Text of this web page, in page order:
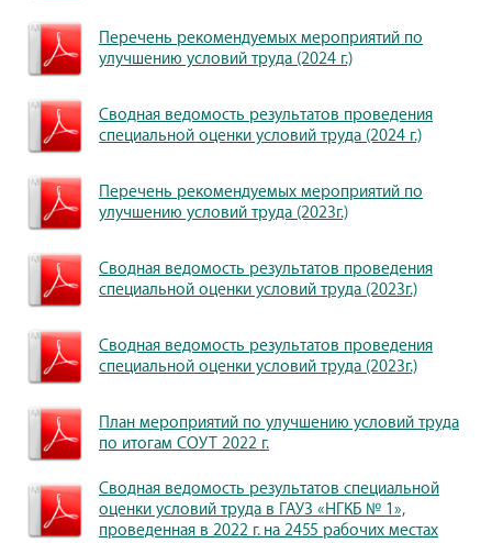
Перечень рекомендуемых мероприятий по
улучшению условий труда (2024 г.)
Сводная ведомость результатов проведения
специальной оценки условий труда (2024 г.)
Перечень рекомендуемых мероприятий по
улучшению условий труда (2023г.)
Сводная ведомость результатов проведения
специальной оценки условий труда (2023г.)
Сводная ведомость результатов проведения
специальной оценки условий труда (2023г.)
План мероприятий по улучшению условий труда
по итогам СОУТ 2022 г.
Сводная ведомость результатов специальной
оценки условий труда в ГАУЗ «НГКБ № 1»,
проведенная в 2022 г. на 2455 рабочих местах